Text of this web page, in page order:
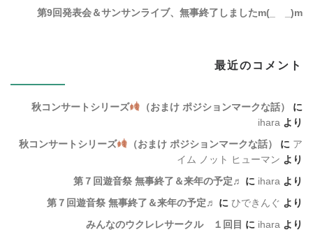
第9回発表会＆サンサンライブ、無事終了しましたm(_ _)m
最近のコメント
秋コンサートシリーズ （おまけ ポジションマークな話）
に
ihara より
秋コンサートシリーズ
（おまけ ポジションマークな話） に ア
イム ノット ヒューマン より
第７回遊音祭 無事終了＆来年の予定♬
に ihara より
第７回遊音祭 無事終了＆来年の予定♬
に ひできんぐ より
みんなのウクレレサークル １回目 に ihara より